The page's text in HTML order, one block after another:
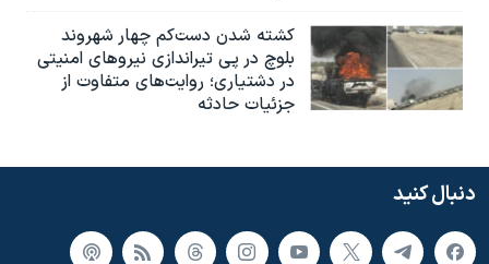
کشته شدن دست‌کم چهار شهروند
بلوچ در پی تیراندازی نیروهای امنیتی
در دشتیاری؛ روایت‌های متفاوت از
جزئیات حادثه
دنبال کنید